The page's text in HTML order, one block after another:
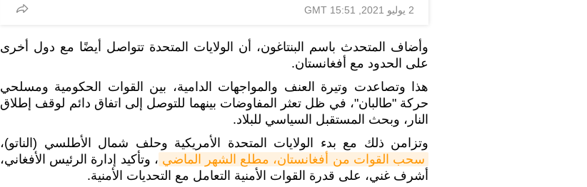
2 يوليو 2021, 15:51 GMT
وأضاف المتحدث باسم البنتاغون، أن الولايات المتحدة تتواصل أيضًا مع دول أخرى
على الحدود مع أفغانستان.
هذا وتصاعدت وتيرة العنف والمواجهات الدامية، بين القوات الحكومية ومسلحي
حركة "طالبان"، في ظل تعثر المفاوضات بينهما للتوصل إلى اتفاق دائم لوقف إطلاق
النار، وبحث المستقبل السياسي للبلاد.
وتزامن ذلك مع بدء الولايات المتحدة الأمريكية وحلف شمال الأطلسي (الناتو)،
سحب القوات من أفغانستان، مطلع الشهر الماضي ، وتأكيد إدارة الرئيس الأفغاني،
أشرف غني، على قدرة القوات الأمنية التعامل مع التحديات الأمنية.